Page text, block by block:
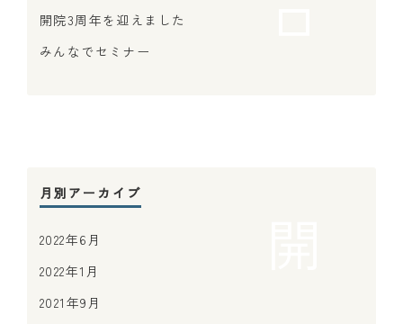
開院3周年を迎えました
みんなでセミナー
月別アーカイブ
2022年6月
2022年1月
2021年9月